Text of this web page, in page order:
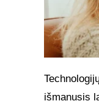
išmanusis